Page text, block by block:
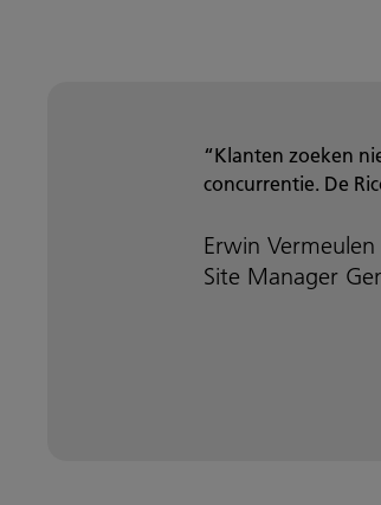
“Klanten zoeken
concurrentie. De
Erwin Vermeulen
Site Manager